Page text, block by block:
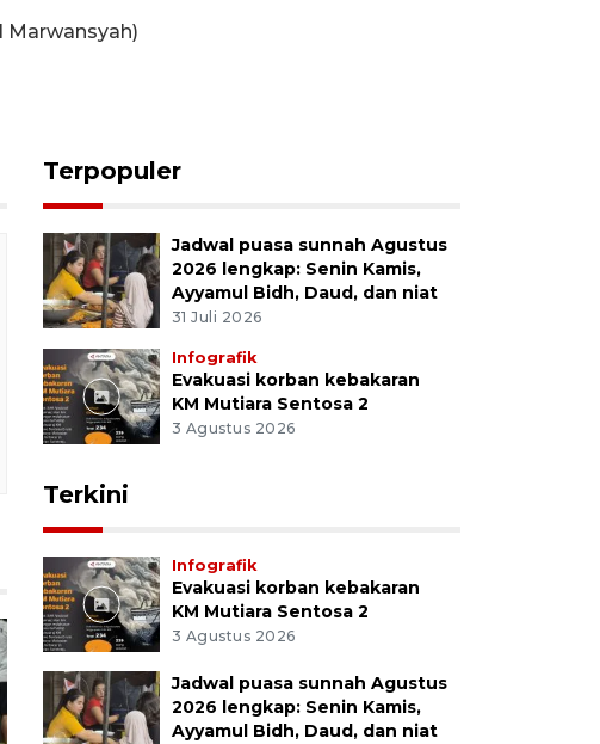
Marwansyah)
Terpopuler
Jadwal puasa sunnah Agustus
2026 lengkap: Senin Kamis,
Ayyamul Bidh, Daud, dan niat
31 Juli 2026
Infografik
Evakuasi korban kebakaran
KM Mutiara Sentosa 2
3 Agustus 2026
Terkini
Infografik
Evakuasi korban kebakaran
KM Mutiara Sentosa 2
3 Agustus 2026
Jadwal puasa sunnah Agustus
2026 lengkap: Senin Kamis,
Ayyamul Bidh, Daud, dan niat